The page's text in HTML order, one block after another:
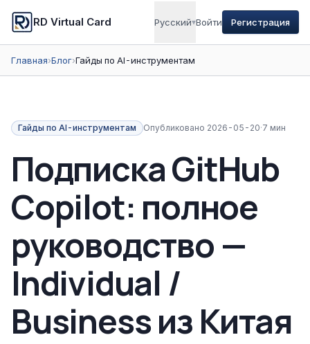
RD Virtual Card Русский▾Войти Регистрация
Главная›Блог›Гайды по AI-инструментам
Гайды по AI-инструментам Опубликовано 2026-05-20·7 мин
Подписка GitHub
Copilot: полное
руководство —
Individual /
Business из Китая